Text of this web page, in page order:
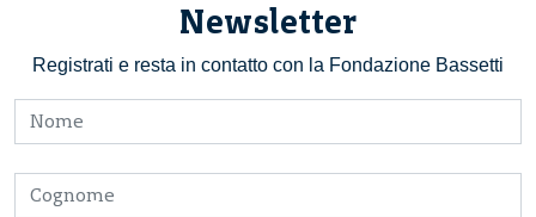
Newsletter
Registrati e resta in contatto con la Fondazione Bassetti